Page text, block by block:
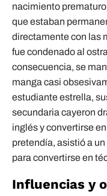
nacimiento
que estaban
directamente con las
fue condenado al
consecuencia, se
manga casi
estudiante estrella,
secundaria cayeron
inglés y convertirse
pretendía, asistió a
para convertirse en
Influencias y